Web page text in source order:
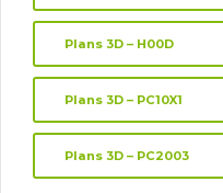
Plans 3D – H00D
Plans 3D – PC10X1
Plans 3D – PC2003